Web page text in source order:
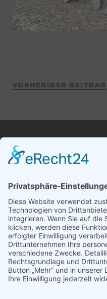
VORHERIGER BEITRAG
Terminabsprache
+49 172-